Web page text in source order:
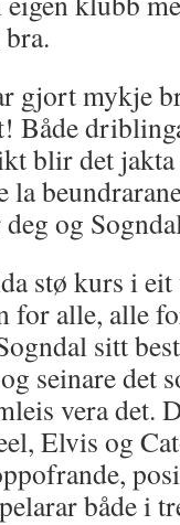
gjort mykje
Både
blir det
la
og
stø kurs i
for alle, alle
sitt
seinare det
vera det.
Elvis og
både i